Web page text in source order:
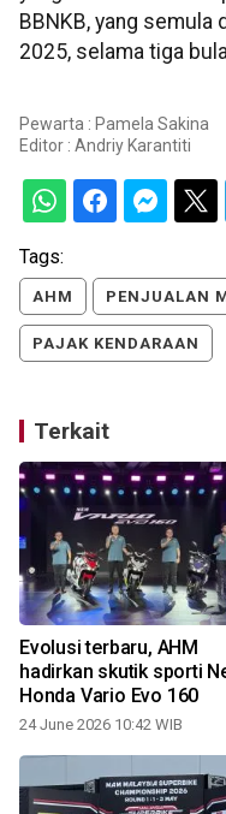
BBNKB, yang semula
2025, selama tiga
Pewarta : Pamela Sakina
Editor : Andriy Karantiti
Tags:
AHM PENJUALAN
PAJAK KENDARAAN
Terkait
Evolusi terbaru, AHM
hadirkan skutik sporti
Honda Vario Evo 160
24 June 2026 10:42 WIB